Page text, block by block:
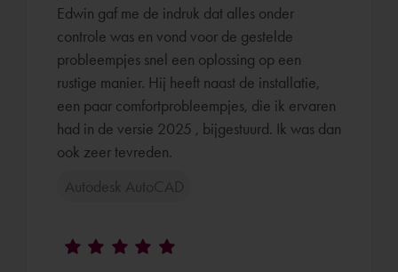
Edwin gaf me de indruk dat alles onder
controle was en vond voor de gestelde
probleempjes snel een oplossing op een
rustige manier. Hij heeft naast de installatie,
een paar comfortprobleempjes, die ik ervaren
had in de versie 2025 , bijgestuurd. Ik was dan
ook zeer tevreden.
Autodesk AutoCAD